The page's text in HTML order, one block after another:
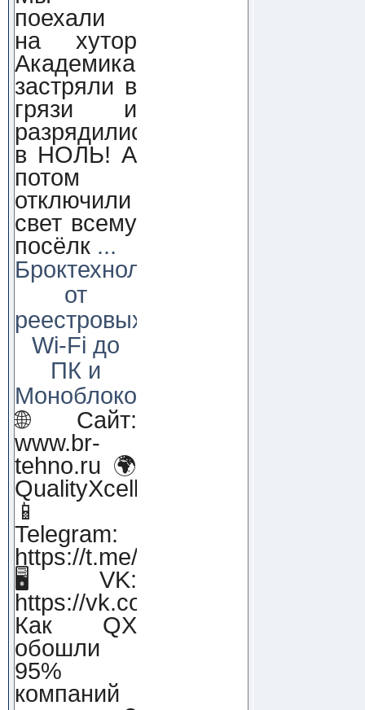
поехали
на хутор
Академика,
застряли в
грязи и
разрядились
в НОЛЬ! А
потом
отключили
свет всему
посёлк ...
Броктехнолоджи:
от
реестровых
Wi-Fi до
ПК и
Моноблоков!
🌐 Сайт:
www.br-
tehno.ru 🌍
QualityXcellence.ru
📱
Telegram:
https://t.me/qx_lab_IT
🖥 VK:
https://vk.com/qualityxcellenc
Как QX
обошли
95%
компаний